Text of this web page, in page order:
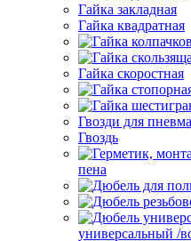
Гайка закладная
Гайка квадратная
Гайка скоростная
Гвозди для
Гвоздь
пена
универсальный /